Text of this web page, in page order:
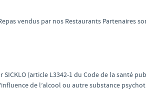
vendus par nos Restaurants Partenaires
(article L3342-1 du Code de la santé
de l’alcool ou autre substance